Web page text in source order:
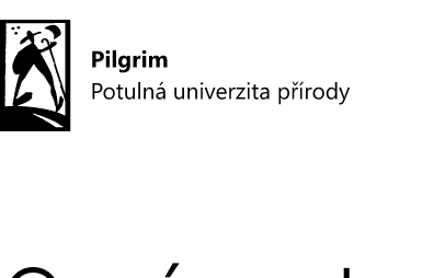
Přejít
k
obsahu
univerzita